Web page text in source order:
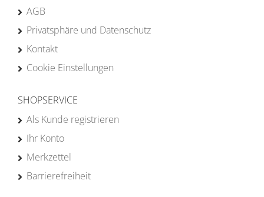
AGB
Privatsphäre und Datenschutz
Kontakt
Cookie Einstellungen
SHOPSERVICE
Als Kunde registrieren
Ihr Konto
Merkzettel
Barrierefreiheit